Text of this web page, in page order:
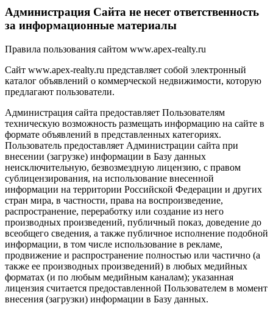
Администрация Сайта не несет ответственность
за информационные материалы
Правила пользования сайтом www.apex-realty.ru
Сайт www.apex-realty.ru представляет собой электронный
каталог объявлений о коммерческой недвижимости, которую
предлагают пользователи.
Администрация сайта предоставляет Пользователям
техническую возможность размещать информацию на сайте в
формате объявлений в представленных категориях.
Пользователь предоставляет Администрации сайта при
внесении (загрузке) информации в Базу данных
неисключительную, безвозмездную лицензию, с правом
сублицензирования, на использование внесенной
информации на территории Российской Федерации и других
стран мира, в частности, права на воспроизведение,
распространение, переработку или создание из него
производных произведений, публичный показ, доведение до
всеобщего сведения, а также публичное исполнение подобной
информации, в том числе использование в рекламе,
продвижение и распространение полностью или частично (а
также ее производных произведений) в любых медийных
форматах (и по любым медийным каналам); указанная
лицензия считается предоставленной Пользователем в момент
внесения (загрузки) информации в Базу данных.